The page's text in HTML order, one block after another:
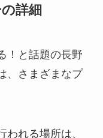
詳細
！と話題の長野
、さまざまなプ
れる場所は、